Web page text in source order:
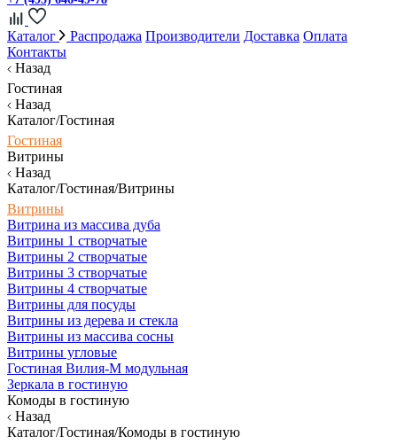
Каталог Распродажа Производители Доставка Оплата
Контакты
Назад
Гостиная
Назад
Каталог/Гостиная
Гостиная
Витрины
Назад
Каталог/Гостиная/Витрины
Витрины
Витрина из массива дуба
Витрины 1 створчатые
Витрины 2 створчатые
Витрины 3 створчатые
Витрины 4 створчатые
Витрины для посуды
Витрины из дерева и стекла
Витрины из массива сосны
Витрины угловые
Гостиная Вилия-М модульная
Зеркала в гостиную
Комоды в гостиную
Назад
Каталог/Гостиная/Комоды в гостиную